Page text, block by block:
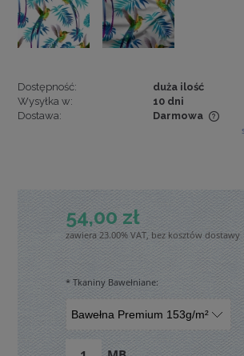
Dostępność:
duża ilość
Wysyłka w:
10 dni
Dostawa:
Darmowa
Cena nie zawiera ewentualnych
54,00 zł
zawiera 23.00% VAT, bez kosztów dostawy
* Tkaniny Bawełniane: